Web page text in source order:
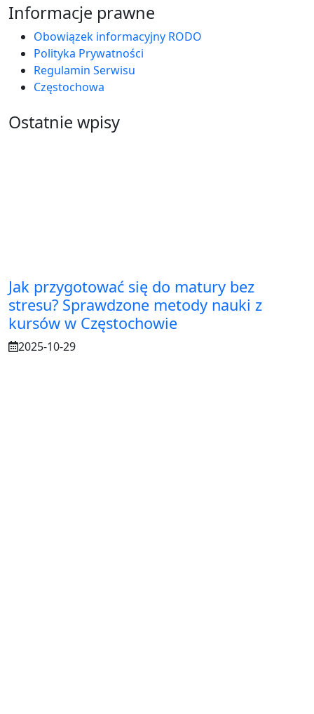
Informacje prawne
Obowiązek informacyjny RODO
Polityka Prywatności
Regulamin Serwisu
Częstochowa
Ostatnie wpisy
Jak przygotować się do matury bez
stresu? Sprawdzone metody nauki z
kursów w Częstochowie
2025-10-29